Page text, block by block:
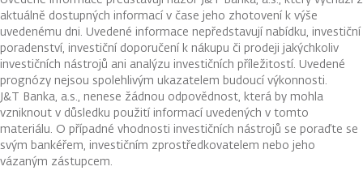
aktuálně dostupných informací v čase jeho zhotovení k výše
uvedenému dni. Uvedené informace nepředstavují nabídku, investiční
poradenství, investiční doporučení k nákupu či prodeji jakýchkoliv
investičních nástrojů ani analýzu investičních příležitostí. Uvedené
prognózy nejsou spolehlivým ukazatelem budoucí výkonnosti.
J&T Banka, a.s., nenese žádnou odpovědnost, která by mohla
vzniknout v důsledku použití informací uvedených v tomto
materiálu. O případné vhodnosti investičních nástrojů se poraďte se
svým bankéřem, investičním zprostředkovatelem nebo jeho
vázaným zástupcem.